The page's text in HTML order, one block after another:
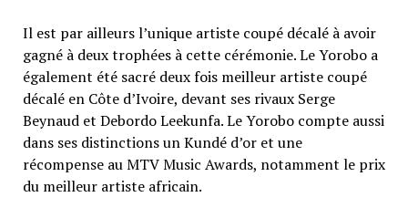
Il est par ailleurs l’unique artiste coupé décalé à avoir
gagné à deux trophées à cette cérémonie. Le Yorobo a
également été sacré deux fois meilleur artiste coupé
décalé en Côte d’Ivoire, devant ses rivaux Serge
Beynaud et Debordo Leekunfa. Le Yorobo compte aussi
dans ses distinctions un Kundé d’or et une
récompense au MTV Music Awards, notamment le prix
du meilleur artiste africain.